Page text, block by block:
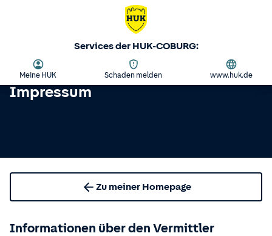
Services der HUK-COBURG:
Meine HUK Schaden melden www.huk.de
Impressum
Zu meiner Homepage
Informationen über den Vermittler